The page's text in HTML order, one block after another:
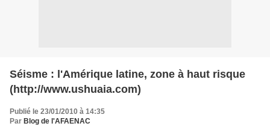
Séisme : l'Amérique latine, zone à haut risque
(http://www.ushuaia.com)
Publié le 23/01/2010 à 14:35
Par Blog de l'AFAENAC